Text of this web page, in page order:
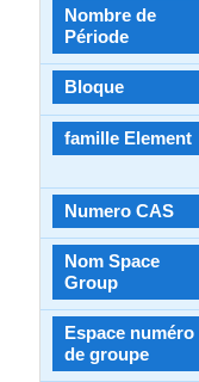
Nombre de
Période
Bloque
famille Element
Numero CAS
Nom Space
Group
Espace numéro
de groupe